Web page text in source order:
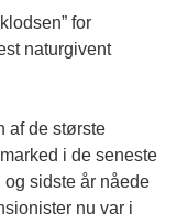
for
naturgivent
af de største
i de seneste
og sidste år nåede
nu var i